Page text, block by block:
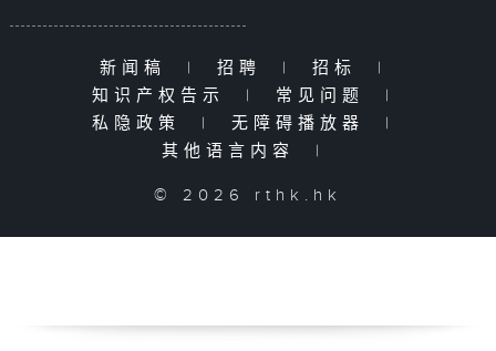
新闻稿 | 招聘 | 招标
|
知识产权告示
| 常见问题
|
私隐政策
| 无障碍播放器
|
其他语言内容
|
© 2026 rthk.hk